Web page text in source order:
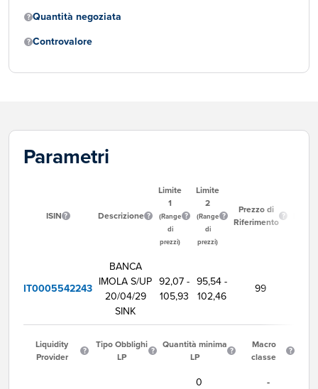
Quantità negoziata
Controvalore
Parametri
ISIN Descrizione
Limite
1
(Range
di
prezzi)
Limite
2
(Range
di
prezzi)
Prezzo di
Riferimento
IT0005542243
BANCA
IMOLA S/UP
20/04/29
SINK
92,07 -
105,93
95,54 -
102,46
99
Liquidity
Provider
Tipo Obblighi
LP
Quantità minima
LP
Macro
classe
0 -